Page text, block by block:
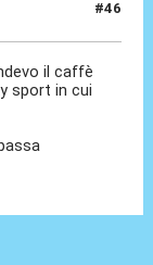
#46
il caffè
sport in cui